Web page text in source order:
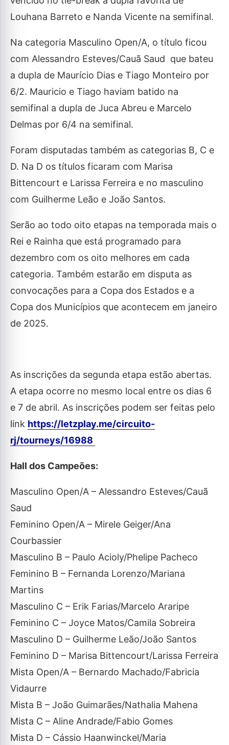
Louhana Barreto e Nanda Vicente na semifinal.
Na categoria Masculino Open/A, o título ficou
com Alessandro Esteves/Cauã Saud que bateu
a dupla de Maurício Dias e Tiago Monteiro por
6/2. Mauricio e Tiago haviam batido na
semifinal a dupla de Juca Abreu e Marcelo
Delmas por 6/4 na semifinal.
Foram disputadas também as categorias B, C e
D. Na D os títulos ficaram com Marisa
Bittencourt e Larissa Ferreira e no masculino
com Guilherme Leão e João Santos.
Serão ao todo oito etapas na temporada mais o
Rei e Rainha que está programado para
dezembro com os oito melhores em cada
categoria. Também estarão em disputa as
convocações para a Copa dos Estados e a
Copa dos Municípios que acontecem em janeiro
de 2025.
As inscrições da segunda etapa estão abertas.
A etapa ocorre no mesmo local entre os dias 6
e 7 de abril. As inscrições podem ser feitas pelo
link https://letzplay.me/circuito-
rj/tourneys/16988
Hall dos Campeões:
Masculino Open/A – Alessandro Esteves/Cauã
Saud
Feminino Open/A – Mirele Geiger/Ana
Courbassier
Masculino B – Paulo Acioly/Phelipe Pacheco
Feminino B – Fernanda Lorenzo/Mariana
Martins
Masculino C – Erik Farias/Marcelo Araripe
Feminino C – Joyce Matos/Camila Sobreira
Masculino D – Guilherme Leão/João Santos
Feminino D – Marisa Bittencourt/Larissa Ferreira
Mista Open/A – Bernardo Machado/Fabricia
Vidaurre
Mista B – João Guimarães/Nathalia Mahena
Mista C – Aline Andrade/Fabio Gomes
Mista D – Cássio Haanwinckel/Maria